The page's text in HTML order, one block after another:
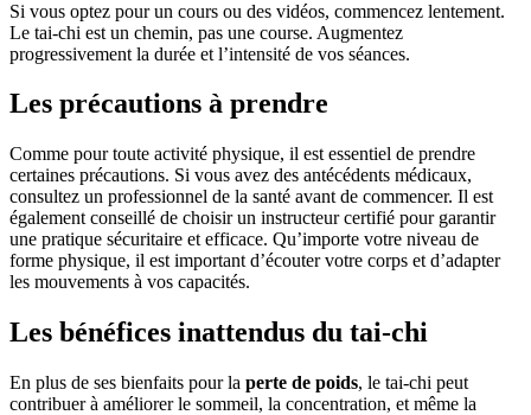
Si vous optez pour un cours ou des vidéos, commencez lentement.
Le tai-chi est un chemin, pas une course. Augmentez
progressivement la durée et l’intensité de vos séances.
Les précautions à prendre
Comme pour toute activité physique, il est essentiel de prendre
certaines précautions. Si vous avez des antécédents médicaux,
consultez un professionnel de la santé avant de commencer. Il est
également conseillé de choisir un instructeur certifié pour garantir
une pratique sécuritaire et efficace. Qu’importe votre niveau de
forme physique, il est important d’écouter votre corps et d’adapter
les mouvements à vos capacités.
Les bénéfices inattendus du tai-chi
En plus de ses bienfaits pour la perte de poids, le tai-chi peut
contribuer à améliorer le sommeil, la concentration, et même la